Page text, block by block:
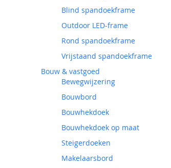
Blind spandoekframe
Outdoor LED-frame
Rond spandoekframe
Vrijstaand spandoekframe
Bouw & vastgoed
Bewegwijzering
Bouwbord
Bouwhekdoek
Bouwhekdoek op maat
Steigerdoeken
Makelaarsbord